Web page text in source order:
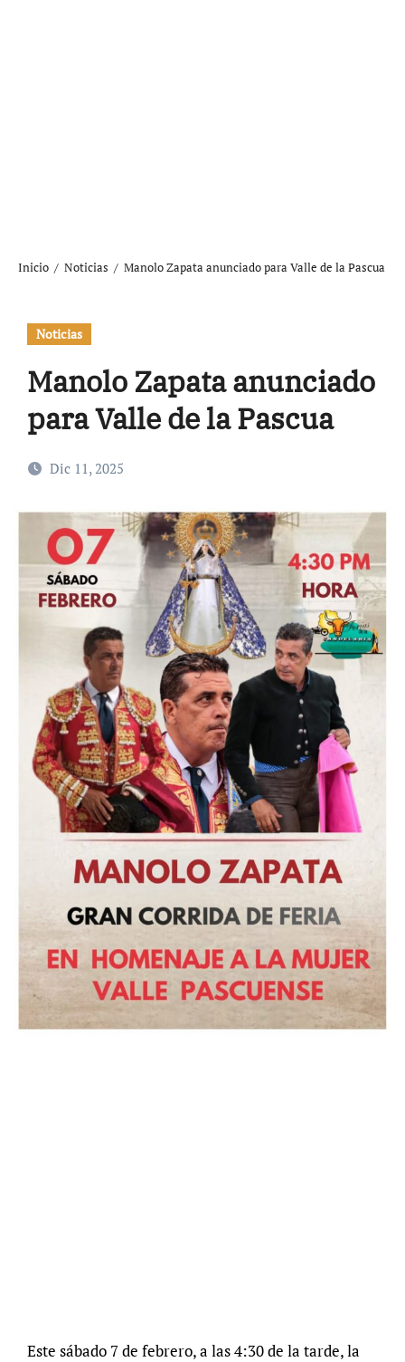
Inicio Noticias Manolo Zapata anunciado para Valle de la Pascua
Noticias
Manolo Zapata anunciado
para Valle de la Pascua
Dic 11, 2025
Este sábado 7 de febrero, a las 4:30 de la tarde, la